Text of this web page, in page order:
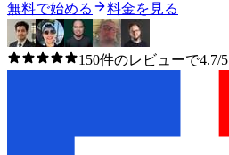
無料で始める 料金を見る
150件のレビューで4.7/5